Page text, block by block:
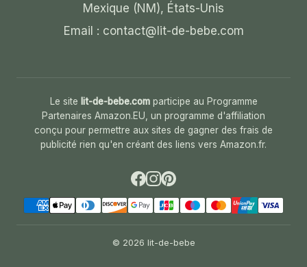
Mexique (NM), États-Unis
Email : contact@lit-de-bebe.com
Le site lit-de-bebe.comparticipe au Programme
Partenaires Amazon.EU, un programme d'affiliation
conçu pour permettre aux sites de gagner des frais de
publicité rien qu'en créant des liens vers Amazon.fr.
© 2026 lit-de-bebe